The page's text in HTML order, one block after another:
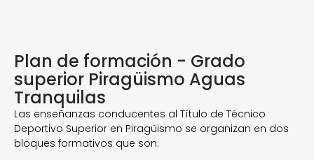
Plan de formación - Grado
superior Piragüismo Aguas
Tranquilas
Las enseñanzas conducentes al Título de Técnico
Deportivo Superior en Piragüismo se organizan en dos
bloques formativos que son: